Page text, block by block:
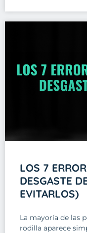
LOS 7
DESGASTE
EVITARLOS)
La mayoría de las
rodilla aparece